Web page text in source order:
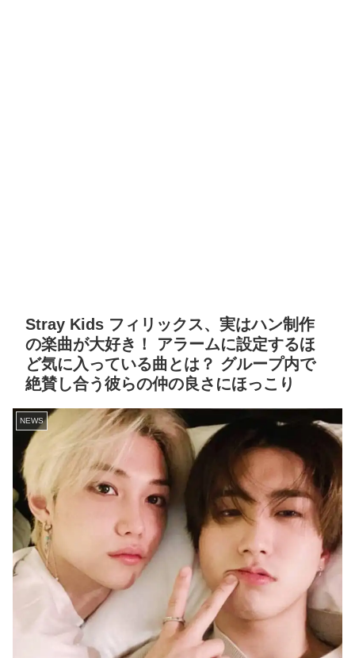
Stray Kids フィリックス、実はハン制作
の楽曲が大好き！ アラームに設定するほ
ど気に入っている曲とは？ グループ内で
絶賛し合う彼らの仲の良さにほっこり
NEWS